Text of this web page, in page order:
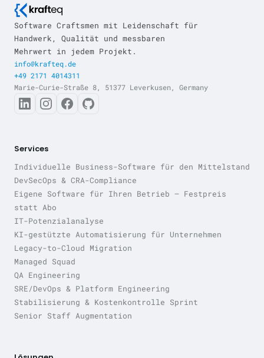
Software Craftsmen mit Leidenschaft für
Handwerk, Qualität und messbaren
Mehrwert in jedem Projekt.
info@krafteq.de
+49 2171 4014311
Marie-Curie-Straße 8, 51377 Leverkusen, Germany
Services
Individuelle Business-Software für den Mittelstand
DevSecOps & CRA-Compliance
Eigene Software für Ihren Betrieb — Festpreis
statt Abo
IT-Potenzialanalyse
KI-gestützte Automatisierung für Unternehmen
Legacy-to-Cloud Migration
Managed Squad
QA Engineering
SRE/DevOps & Platform Engineering
Stabilisierung & Kostenkontrolle Sprint
Senior Staff Augmentation